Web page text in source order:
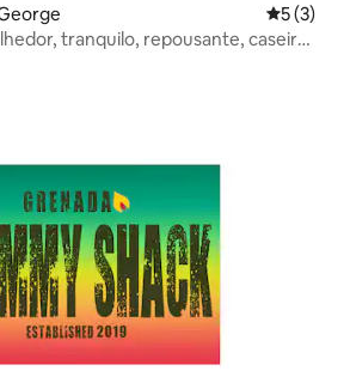
5 de
5 (3)
tranquilo, repousante, caseiro,